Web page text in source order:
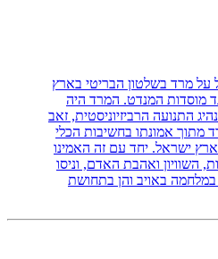
הכריז האצ"ל על מרד בשלטון הבריטי בארץ
מוסדות המנדט. המרד היה
התנועה הרביזיוניסטית, זאב
מתוך אמונתו בחשיבות הכלי
ישראל. יחד עם זה האמינו
השוויון ואהבת האדם, וניסו
באויב והן בתחושת